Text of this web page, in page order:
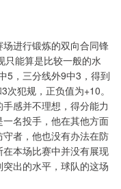
进行锻炼的双向合同锋
只能算是比较一般的水
5，三分线外9中3，得到
犯规，正负值为+10。
感并不理想，得分能力
名投手，他在其他方面
者，他也没有办法在防
本场比赛中并没有展现
出的水平，球队的这场